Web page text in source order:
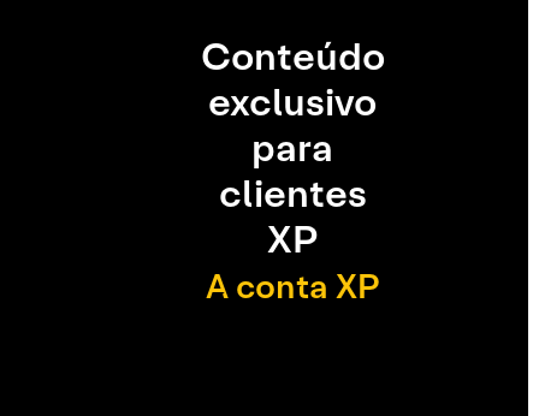
Conteúdo
exclusivo
para
clientes
XP
A conta XP